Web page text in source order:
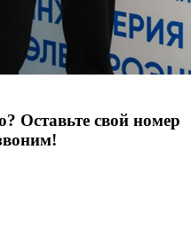
Оставьте свой номер